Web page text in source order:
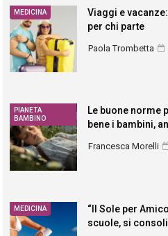
MEDICINA
Viaggi e
per chi parte
Paola Trombetta
PIANETA
BAMBINO
Le buone norme
bene i bambini,
Francesca Morelli
MEDICINA
“Il Sole per
scuole, si